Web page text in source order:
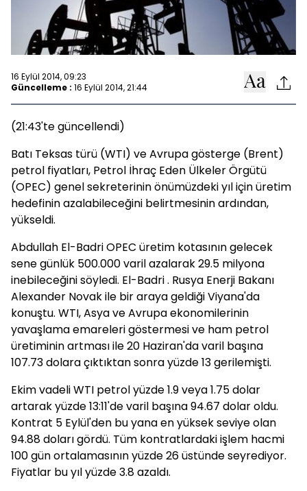
16 Eylül 2014, 09:23
Güncelleme : 16 Eylül 2014, 21:44
(21:43'te güncellendi)
Batı Teksas türü (WTI) ve Avrupa gösterge (Brent)
petrol fiyatları, Petrol İhraç Eden Ülkeler Örgütü
(OPEC) genel sekreterinin önümüzdeki yıl için üretim
hedefinin azalabileceğini belirtmesinin ardından,
yükseldi.
Abdullah El-Badri OPEC üretim kotasının gelecek
sene günlük 500.000 varil azalarak 29.5 milyona
inebileceğini söyledi. El-Badri . Rusya Enerji Bakanı
Alexander Novak ile bir araya geldiği Viyana'da
konuştu. WTI, Asya ve Avrupa ekonomilerinin
yavaşlama emareleri göstermesi ve ham petrol
üretiminin artması ile 20 Haziran'da varil başına
107.73 dolara çıktıktan sonra yüzde 13 gerilemişti.
Ekim vadeli WTI petrol yüzde 1.9 veya 1.75 dolar
artarak yüzde 13:11'de varil başına 94.67 dolar oldu.
Kontrat 5 Eylül'den bu yana en yüksek seviye olan
94.88 doları gördü. Tüm kontratlardaki işlem hacmi
100 gün ortalamasının yüzde 26 üstünde seyrediyor.
Fiyatlar bu yıl yüzde 3.8 azaldı.